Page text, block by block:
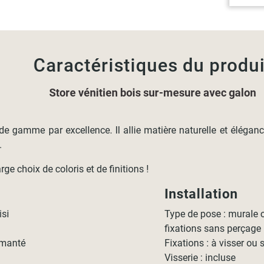
Caractéristiques du
Store vénitien bois sur-mesure avec galon
gamme par excellence. Il allie matière naturelle et
choix de coloris et de finitions !
Installation
Type de pose : murale
fixations sans perçage
Fixations : à visser ou
Visserie : incluse